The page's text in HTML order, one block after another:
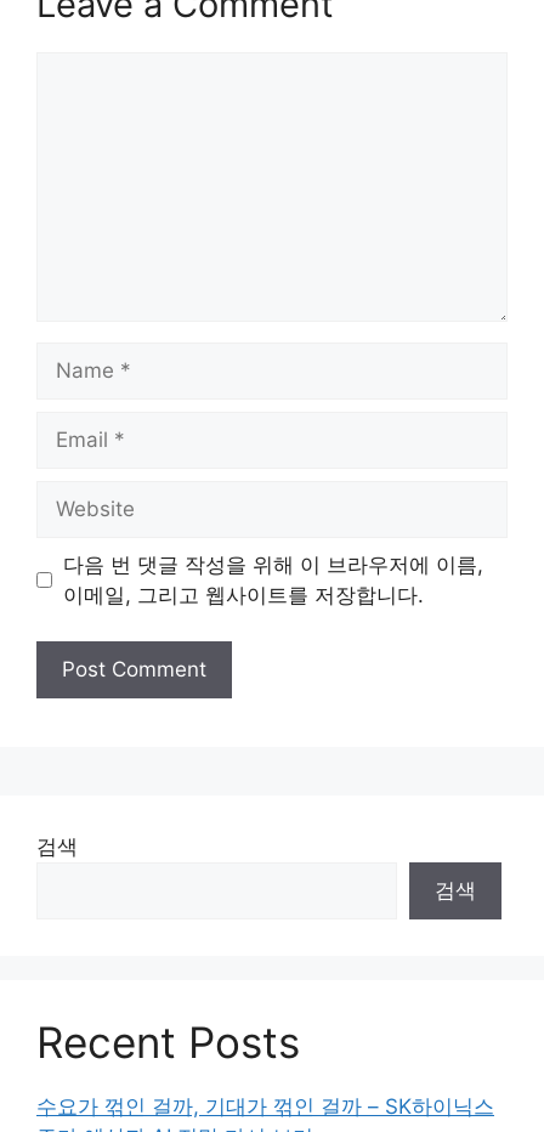
다음 번 댓글 작성을 위해 이 브라우저에 이름,
이메일, 그리고 웹사이트를 저장합니다.
검색
검색
Recent Posts
수요가 꺾인 걸까, 기대가 꺾인 걸까 – SK하이닉스